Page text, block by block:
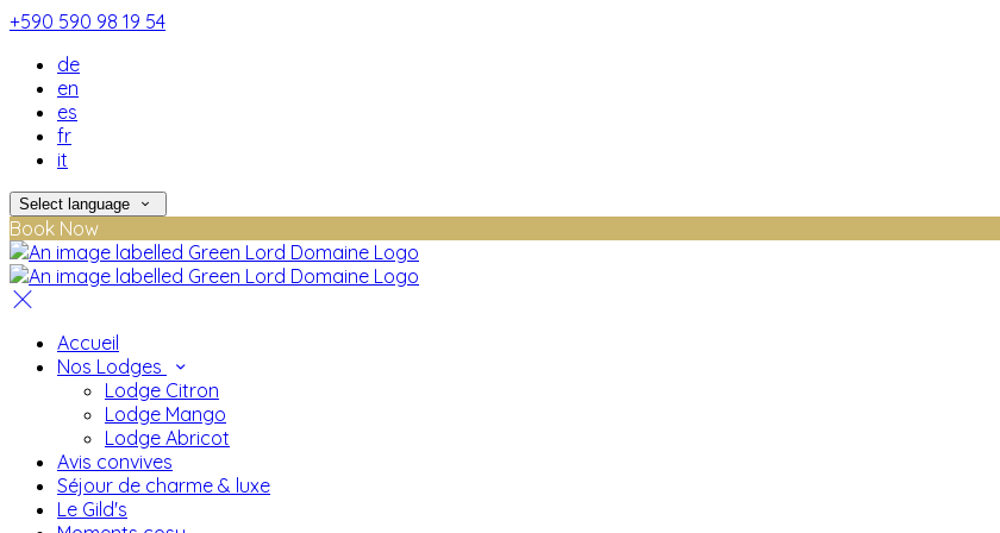
+590 590 98 19 54
de
en
es
fr
it
Select language
Book Now
Accueil
Nos Lodges
Lodge Citron
Lodge Mango
Lodge Abricot
Avis convives
Séjour de charme & luxe
Le Gild's